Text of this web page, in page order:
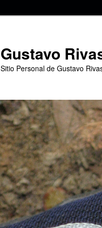
Gustavo
Sitio Personal de Gustavo